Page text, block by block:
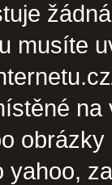
musíte
yahoo,